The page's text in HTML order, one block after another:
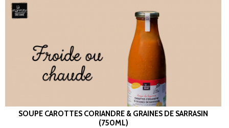
SOUPE CAROTTES CORIANDRE & GRAINES DE SARRASIN
(750ML)